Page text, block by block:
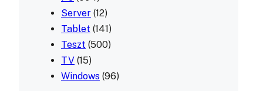
Server (12)
Tablet (141)
Teszt (500)
TV (15)
Windows (96)